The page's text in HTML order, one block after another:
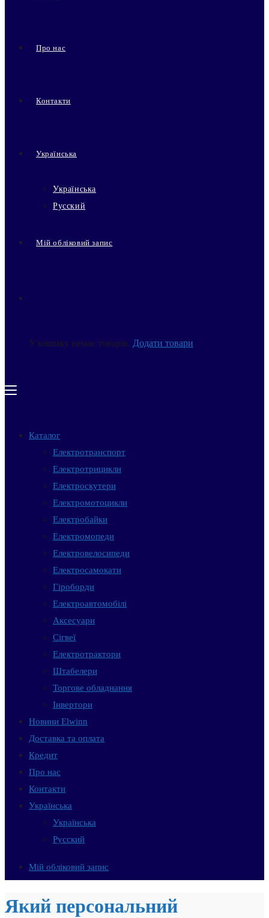
Про нас
Контакти
Українська
Українська
Русский
Мій обліковий запис
У кошику немає товарів. Додати товари
Каталог
Електротранспорт
Електротрицикли
Електроскутери
Електромотоцикли
Електробайки
Електромопеди
Електровелосипеди
Електросамокати
Гіроборди
Електроавтомобілі
Аксесуари
Сігвеї
Електротрактори
Штабелери
Торгове обладнання
Інвертори
Новини Elwinn
Доставка та оплата
Кредит
Про нас
Контакти
Українська
Українська
Русский
Мій обліковий запис
Який персональний